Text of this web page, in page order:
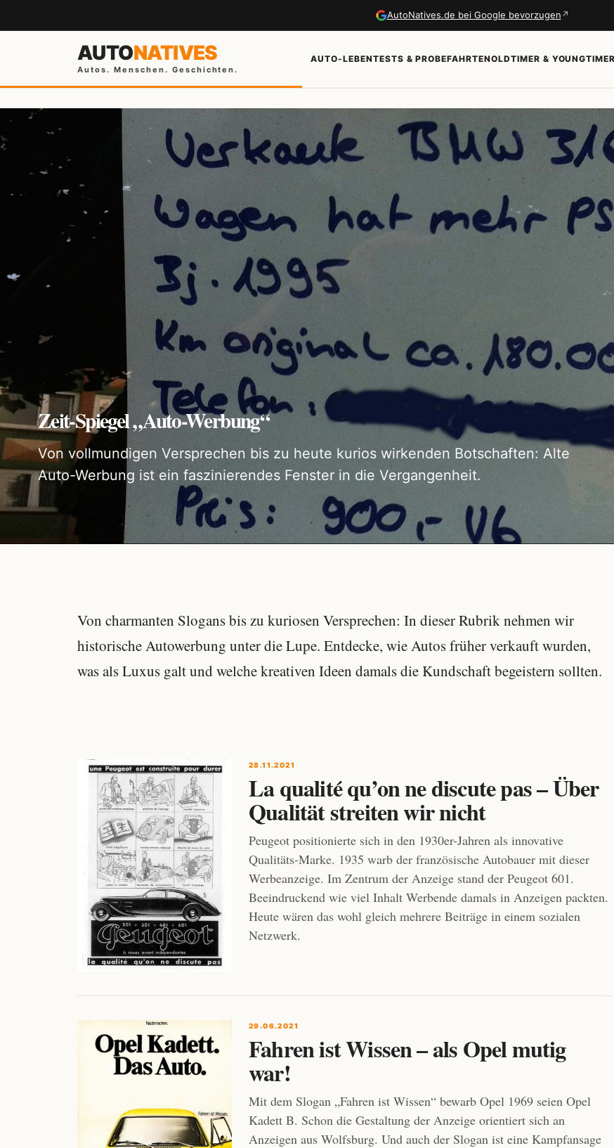
AutoNatives.de bei Google bevorzugen ↗
AUTONATIVES
Autos. Menschen. Geschichten.
AUTO-LEBENTESTS & PROBEFAHRTENOLDTIMER &
Zeit-Spiegel „Auto-Werbung“
Von vollmundigen Versprechen bis zu heute kurios wirkenden Botschaften: Alte
Auto-Werbung ist ein faszinierendes Fenster in die Vergangenheit.
Von charmanten Slogans bis zu kuriosen Versprechen: In dieser Rubrik nehmen wir
historische Autowerbung unter die Lupe. Entdecke, wie Autos früher verkauft wurden,
was als Luxus galt und welche kreativen Ideen damals die Kundschaft begeistern sollten.
28.11.2021
La qualité qu’on ne discute pas – Über
Qualität streiten wir nicht
Peugeot positionierte sich in den 1930er-Jahren als innovative
Qualitäts-Marke. 1935 warb der französische Autobauer mit dieser
Werbeanzeige. Im Zentrum der Anzeige stand der Peugeot 601.
Beeindruckend wie viel Inhalt Werbende damals in Anzeigen packten.
Heute wären das wohl gleich mehrere Beiträge in einem sozialen
Netzwerk.
29.06.2021
Fahren ist Wissen – als Opel mutig
war!
Mit dem Slogan „Fahren ist Wissen“ bewarb Opel 1969 seien Opel
Kadett B. Schon die Gestaltung der Anzeige orientiert sich an
Anzeigen aus Wolfsburg. Und auch der Slogan ist eine Kampfansage